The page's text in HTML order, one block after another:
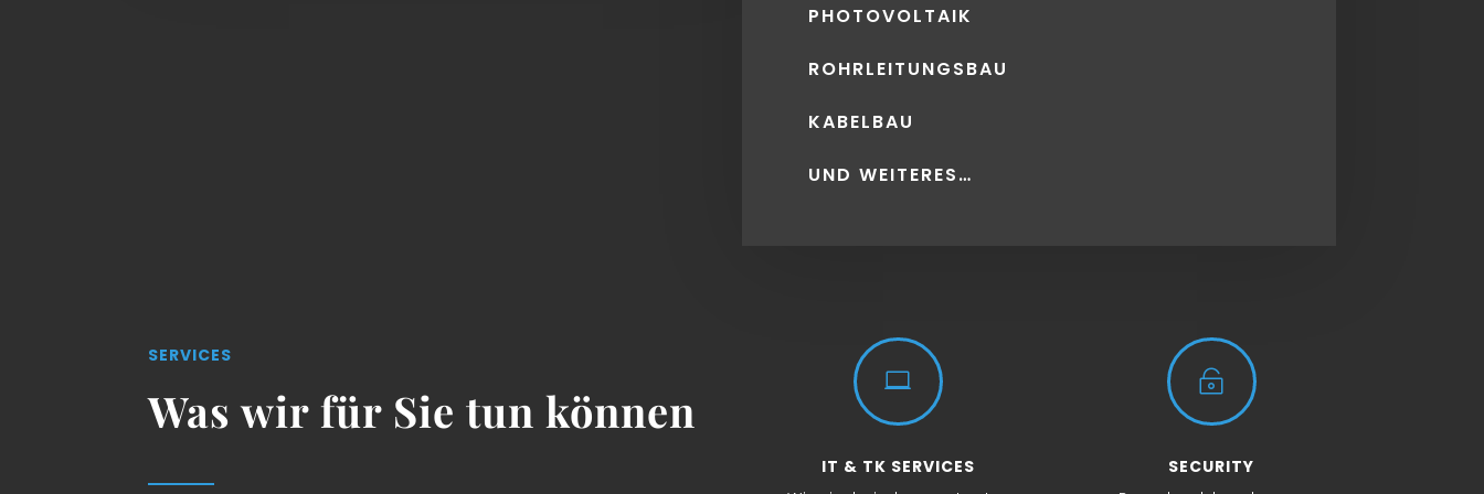
PHOTOVOLTAIK
ROHRLEITUNGSBAU
KABELBAU
UND WEITERES…
SERVICES
Was wir für Sie tun können

IT & TK SERVICES

SECURITY